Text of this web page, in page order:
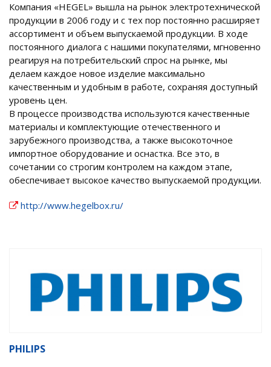
Компания «HEGEL» вышла на рынок электротехнической
продукции в 2006 году и с тех пор постоянно расширяет
ассортимент и объем выпускаемой продукции. В ходе
постоянного диалога с нашими покупателями, мгновенно
реагируя на потребительский спрос на рынке, мы
делаем каждое новое изделие максимально
качественным и удобным в работе, сохраняя доступный
уровень цен.
В процессе производства используются качественные
материалы и комплектующие отечественного и
зарубежного производства, а также высокоточное
импортное оборудование и оснастка. Все это, в
сочетании со строгим контролем на каждом этапе,
обеспечивает высокое качество выпускаемой продукции.
http://www.hegelbox.ru/
PHILIPS